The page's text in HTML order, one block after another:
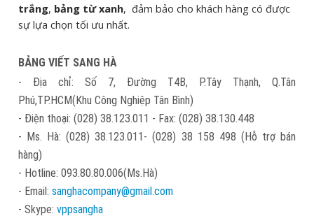
trắng, bảng từ xanh, đảm bảo cho khách hàng có được
sự lựa chọn tối ưu nhất.
BẢNG VIẾT SANG HÀ
- Địa chỉ: Số 7, Đường T4B, P.Tây Thạnh, Q.Tân
Phú,TP.HCM(Khu Công Nghiệp Tân Bình)
- Điện thoại: (028) 38.123.011 - Fax: (028) 38.130.448
- Ms. Hà: (028) 38.123.011- (028) 38 158 498 (Hỗ trợ bán
hàng)
- Hotline: 093.80.80.006(Ms.Hà)
- Email: sanghacompany@gmail.com
- Skype: vppsangha